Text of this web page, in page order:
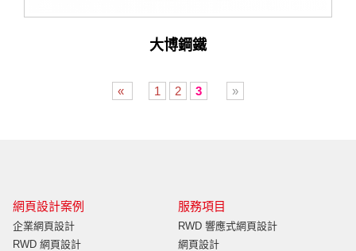
大博鋼鐵
« 1 2 3 »
網頁設計案例
企業網頁設計
RWD 網頁設計
服務項目
RWD 響應式網頁設計
網頁設計